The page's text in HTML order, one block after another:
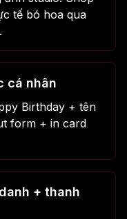
tế bó hoa qua
cá nhân
Birthday + tên
form + in card
+ thanh